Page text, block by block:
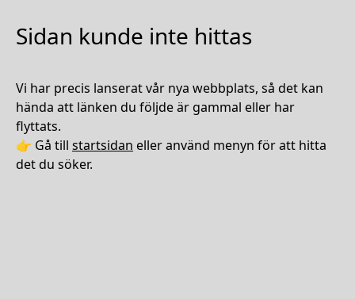
Sidan kunde inte hittas
Vi har precis lanserat vår nya webbplats, så det kan
hända att länken du följde är gammal eller har
flyttats.
👉 Gå till startsidan eller använd menyn för att hitta
det du söker.